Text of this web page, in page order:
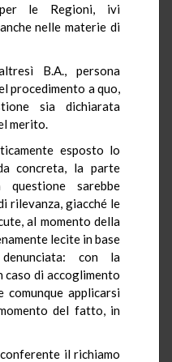
le Regioni, ivi
nelle materie di
B.A., persona
procedimento a quo,
sia dichiarata
merito.
esposto lo
concreta, la parte
sarebbe
rilevanza, giacché le
al momento della
lecite in base
con la
caso di accoglimento
comunque applicarsi
del fatto, in
il richiamo